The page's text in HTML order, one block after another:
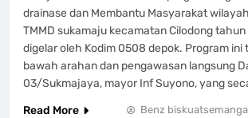
drainase dan Membantu Masyarakat
TMMD sukamaju kecamatan Cilodong
digelar oleh Kodim 0508 depok. Program ini
bawah arahan dan pengawasan langsung
03/Sukmajaya, mayor Inf Suyono, yang
Read More
Benz